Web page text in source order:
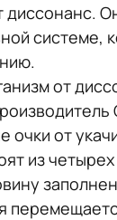
диссонанс.
системе,
от
очки от
из